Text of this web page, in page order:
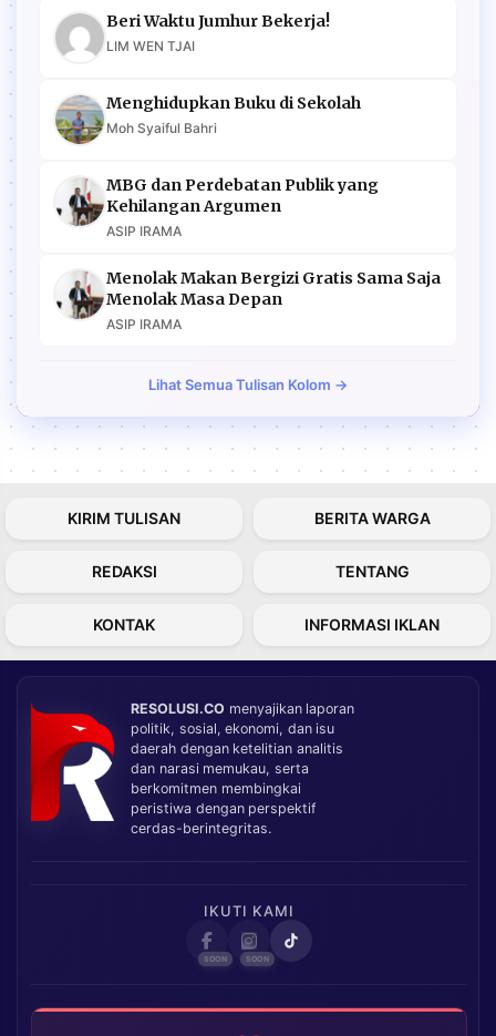
Beri Waktu Jumhur Bekerja!
LIM WEN TJAI
Menghidupkan Buku di Sekolah
Moh Syaiful Bahri
MBG dan Perdebatan Publik yang
Kehilangan Argumen
ASIP IRAMA
Menolak Makan Bergizi Gratis Sama Saja
Menolak Masa Depan
ASIP IRAMA
Lihat Semua Tulisan Kolom →
KIRIM TULISAN BERITA WARGA
REDAKSI TENTANG
KONTAK INFORMASI IKLAN
RESOLUSI.CO menyajikan laporan
politik, sosial, ekonomi, dan isu
daerah dengan ketelitian analitis
dan narasi memukau, serta
berkomitmen membingkai
peristiwa dengan perspektif
cerdas-berintegritas.
IKUTI KAMI